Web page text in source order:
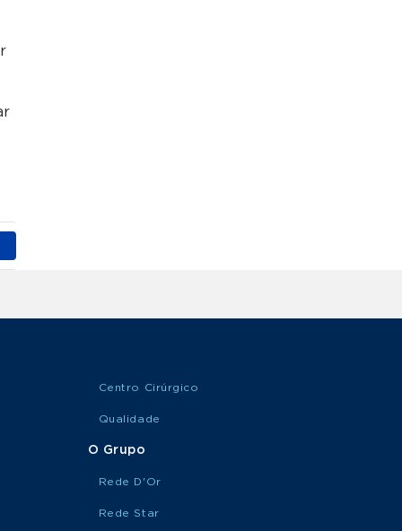
Centro Cirúrgico
Qualidade
O Grupo
Rede D'Or
Rede Star